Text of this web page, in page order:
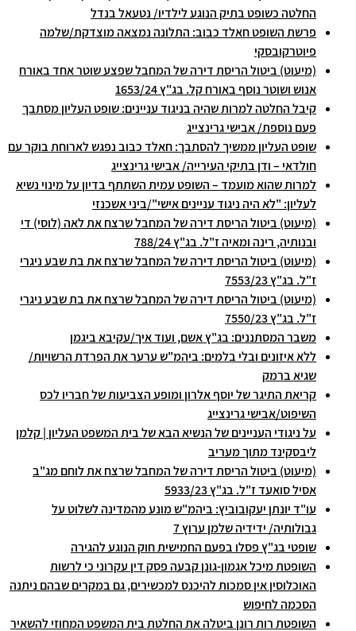
החלטה כשופט בתיק הנוגע לילדיו/ נטעאל בנדל
פרשת השופט חאלד כבוב: התלונה נמצאה מוצדקת/שלמה
פיוטרקובסקי
(מיעוט) ביטול הריסת דירה של המחבל שפצע שוטר אחד באורח
אנוש ושוטר נוסף באורח קל. בג"ץ 1653/24
קיבל החלטה למרות שהיה בניגוד עניינים: שופט העליון מסתבך
פעם נוספת/ אבישי גרינצייג
שופט העליון ממשיך להסתבך: חאלד כבוב נפגש לארוחת בוקר עם
חולדאי – ודן בתיקי העירייה/ אבישי גרינצייג
למרות שהוא מועמד – השופט עמית השתתף בדיון על מינוי נשיא
לעליון: "לא היה ניגוד עניינים אישי"/ביני אשכנזי
(מיעוט) ביטול הריסת דירה של המחבל שרצח את לאה (לוסי) די
ובנותיה, רינה ומאיה ז"ל. בג"ץ 788/24
(מיעוט) ביטול הריסת דירה של המחבל שרצח את בת שבע ניגרי
ז"ל. בג"ץ 7553/23
(מיעוט) ביטול הריסת דירה של המחבל שרצח את בת שבע ניגרי
ז"ל. בג"ץ 7550/23
משבר המסתננים: בג"ץ אשם, ועוד איך/עקיבא ביגמן
ללא איזונים ובלי בלמים: ביהמ"ש ערער את הפרדת הרשויות/
שגיא ברמק
קריאת התיגר של יוסף אלרון ומופע הצביעות של חבריו לכס
השיפוט/אבישי גרינצייג
על ניגודי העניינים של הנשיא הבא של בית המשפט העליון | קלמן
ליבסקינד מתוך מעריב
(מיעוט) ביטול הריסת דירה של המחבל שרצח את לוחם מג"ב
אסיל סואעד ז"ל. בג"ץ 5933/23
עו"ד יונתן יעקובוביץ: ביהמ"ש מונע מהמדינה לשלוט על
גבולותיה/ ידידיה שלמן ערוץ 7
שופטי בג"ץ פסלו בפעם החמישית חוק הנוגע להגירה
השופטת מיכל אגמון-גונן קבעה פסק דין עקרוני כי לרשות
האוכלוסין אין סמכות להיכנס למכשירים, גם במקרים שבהם ניתנה
הסכמה לחיפוש
השופטת רות רונן ביטלה את החלטת בית המשפט המחוזי להשאיר